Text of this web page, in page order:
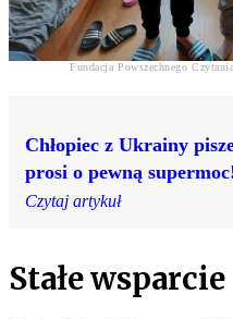
Fundacja Powszechnego
Chłopiec z Ukrainy
prosi o pewną
Czytaj artykuł
Stałe wsparcie